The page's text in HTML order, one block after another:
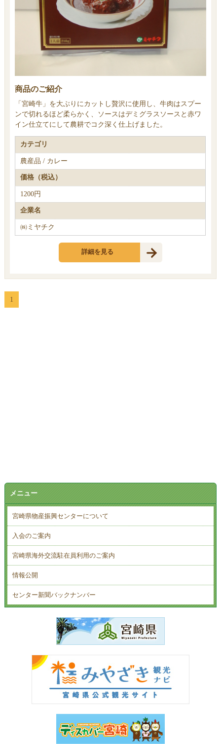
商品のご紹介
「宮崎牛」を大ぶりにカットし贅沢に使用し、牛肉はスプー
ンで切れるほど柔らかく、ソースはデミグラスソースと赤ワ
イン仕立てにして農耕でコク深く仕上げました。
カテゴリ
農産品 / カレー
価格（税込）
1200円
企業名
㈱ミヤチク
詳細を見る
1
メニュー
宮崎県物産振興センターについて
入会のご案内
宮崎県海外交流駐在員利用のご案内
情報公開
センター新聞バックナンバー